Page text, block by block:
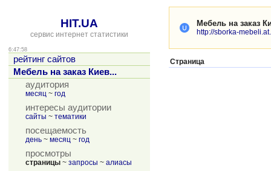
HIT.UA
сервис интернет статистики
6:47:58
рейтинг сайтов
Мебель на заказ Киев...
аудитория
месяц ~ год
интересы аудитории
сайты ~ тематики
посещаемость
день ~ месяц ~ год
просмотры
страницы ~ запросы ~ алиасы
Мебель на заказ
http://sborka-
Страница